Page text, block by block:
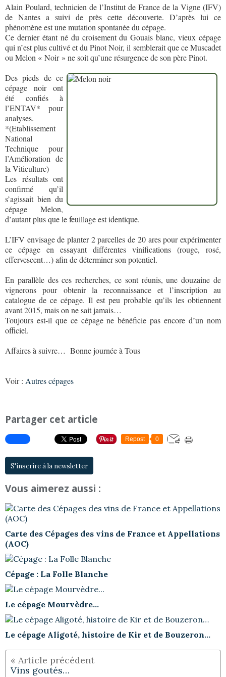
Alain Poulard, technicien de l’Institut de France de la Vigne (IFV)
de Nantes a suivi de près cette découverte. D’après lui ce
phénomène est une mutation spontanée du cépage.
Ce dernier étant né du croisement du Gouais blanc, vieux cépage
qui n’est plus cultivé et du Pinot Noir, il semblerait que ce Muscadet
ou Melon « Noir » ne soit qu’une résurgence de son père Pinot.
Des pieds de ce
cépage noir ont
été confiés à
l’ENTAV* pour
analyses.
*(Etablissement
National
Technique pour
l’Amélioration de
la Viticulture)
Les résultats ont
confirmé qu’il
s’agissait bien du
cépage Melon,
d’autant plus que le feuillage est identique.
L’IFV envisage de planter 2 parcelles de 20 ares pour expérimenter
ce cépage en essayant différentes vinifications (rouge, rosé,
effervescent…) afin de déterminer son potentiel.
En parallèle des ces recherches, ce sont réunis, une douzaine de
vignerons pour obtenir la reconnaissance et l’inscription au
catalogue de ce cépage. Il est peu probable qu’ils les obtiennent
avant 2015, mais on ne sait jamais…
Toujours est-il que ce cépage ne bénéficie pas encore d’un nom
officiel.
Affaires à suivre… Bonne journée à Tous
Voir : Autres cépages
Partager cet article
Repost 0
S'inscrire à la newsletter
Vous aimerez aussi :
Carte des Cépages des vins de France et Appellations
(AOC)
Cépage : La Folle Blanche
Le cépage Mourvèdre...
Le cépage Aligoté, histoire de Kir et de Bouzeron…
Vins goutés…